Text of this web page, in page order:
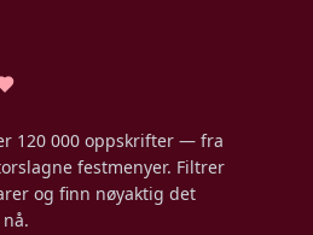
120 000 oppskrifter — fra
festmenyer. Filtrer
og finn nøyaktig det